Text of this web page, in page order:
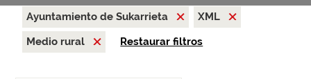
Ayuntamiento de Sukarrieta
XML
Medio rural
Restaurar filtros